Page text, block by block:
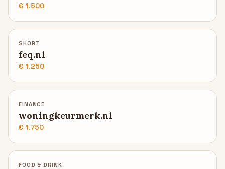
€ 1.500
SHORT
feq.nl
€ 1.250
FINANCE
woningkeurmerk.nl
€ 1.750
FOOD & DRINK